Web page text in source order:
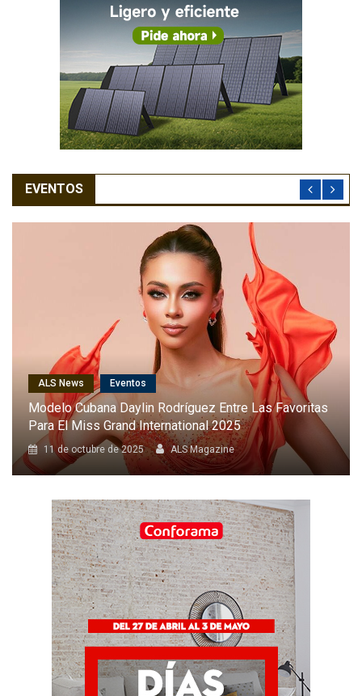
EVENTOS
ALS News Cantantes
Karol G Será La Primera Latina En Cantar En El Desfile
Anual De Victoria’s Secret
8 de octubre de 2025 ALS Magazine